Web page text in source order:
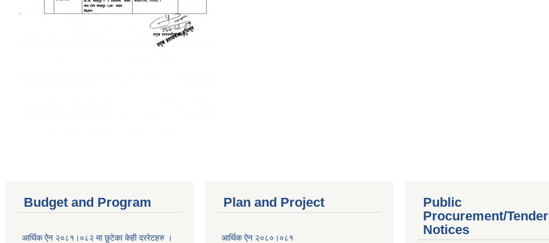
Budget and Program
आर्थिक ऐन २०८१।०८२ मा छुटेका केही दररेटहरु ।
Plan and Project
आर्थिक ऐन २०८०।०८१
Public
Procurement/Tender
Notices